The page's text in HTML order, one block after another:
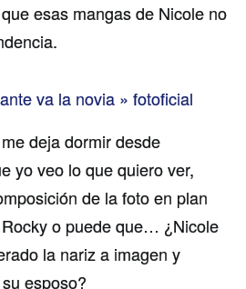
esas mangas de Nicole no
deja dormir desde
yo veo lo que quiero ver,
de la foto en plan
o puede que… ¿Nicole
la nariz a imagen y
esposo?